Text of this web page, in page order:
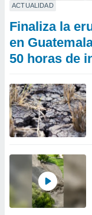
ACTUALIDAD
Finaliza la
en
50 horas de